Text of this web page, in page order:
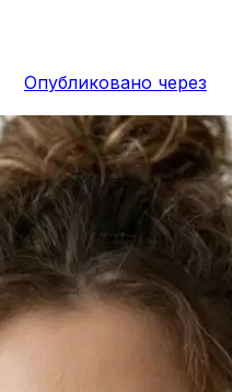
Опубликовано через